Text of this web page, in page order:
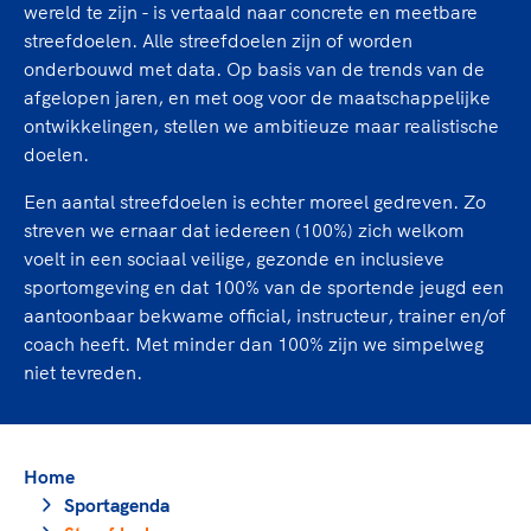
Sportonderzoek
Sportakkoord II
Game Changer
TeamNL kids
Olympische geschiedenis
Nieuwspagina
Columns
Sport gaat niet vanzelf
Veilige en integere sport
Diversiteit en inclusie
Gezonde sportomgeving
Duurzaamheid
Bekwaam sportkader
Vitale clubs en bestuurlijk kader
Sportmatch
Clubacties
Handboek Wet- en Regelgeving
Opleidingen en trainingen
Ruimte voor sport
TeamNL Academie Kalender
Kennisaanbod TeamNL Experts
TeamNL Sport Science Centre
Olympische Spelen LA28
Paralympische Spelen LA28
Europese Spelen Istanbul 2027
Topsportbeleid
Maatschappelijke waarde topsport
wereld te zijn - is vertaald naar concrete en meetbare
streefdoelen. Alle streefdoelen zijn of worden
onderbouwd met data. Op basis van de trends van de
afgelopen jaren, en met oog voor de maatschappelijke
ontwikkelingen, stellen we ambitieuze maar realistische
doelen.
Een aantal streefdoelen is echter moreel gedreven. Zo
streven we ernaar dat iedereen (100%) zich welkom
voelt in een sociaal veilige, gezonde en inclusieve
sportomgeving en dat 100% van de sportende jeugd een
aantoonbaar bekwame official, instructeur, trainer en/of
coach heeft. Met minder dan 100% zijn we simpelweg
niet tevreden.
Home
Sportagenda